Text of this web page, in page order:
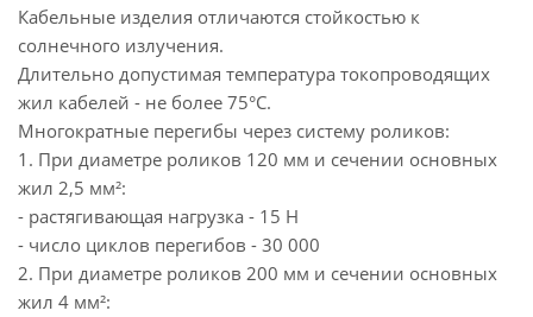
Кабельные изделия отличаются стойкостью к
солнечного излучения.
Длительно допустимая температура токопроводящих
жил кабелей - не более 75°С.
Многократные перегибы через систему роликов:
1. При диаметре роликов 120 мм и сечении основных
жил 2,5 мм²:
- растягивающая нагрузка - 15 Н
- число циклов перегибов - 30 000
2. При диаметре роликов 200 мм и сечении основных
жил 4 мм²: